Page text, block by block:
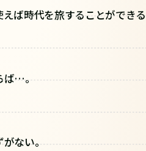
ば時代を旅することができる
ば…。
ない。